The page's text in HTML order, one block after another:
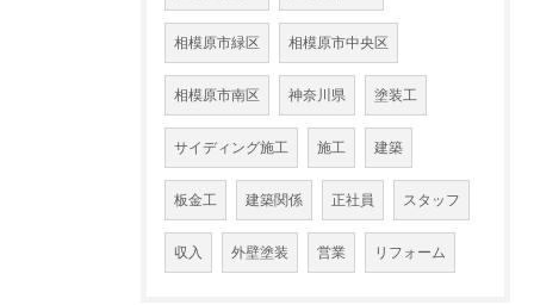
相模原市緑区 相模原市中央区
相模原市南区 神奈川県 塗装工
サイディング施工 施工 建築
板金工 建築関係 正社員 スタッフ
収入 外壁塗装 営業 リフォーム